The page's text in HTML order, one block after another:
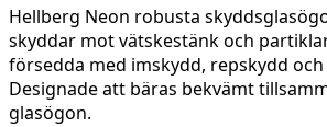
Hellberg Neon robusta
skyddar mot vätskestänk och
försedda med imskydd, repskydd och
Designade att bäras bekvämt
glasögon.